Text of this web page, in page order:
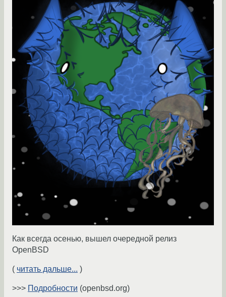
Как всегда осенью, вышел очередной релиз
OpenBSD
( читать дальше... )
>>> Подробности (openbsd.org)